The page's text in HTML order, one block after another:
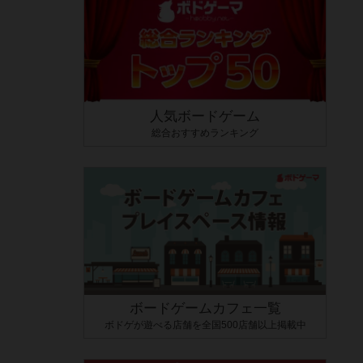
人気ボードゲーム
総合おすすめランキング
ボードゲームカフェ一覧
ボドゲが遊べる店舗を全国500店舗以上掲載中